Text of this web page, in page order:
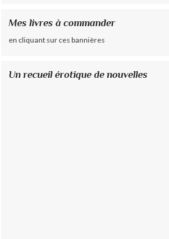
Mes livres à commander
en cliquant sur ces bannières
Un recueil érotique de nouvelles